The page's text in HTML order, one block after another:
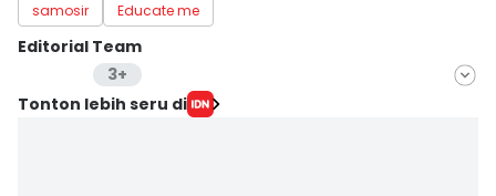
samosir
Educate me
Editorial Team
3+
Editor
Tonton lebih seru di